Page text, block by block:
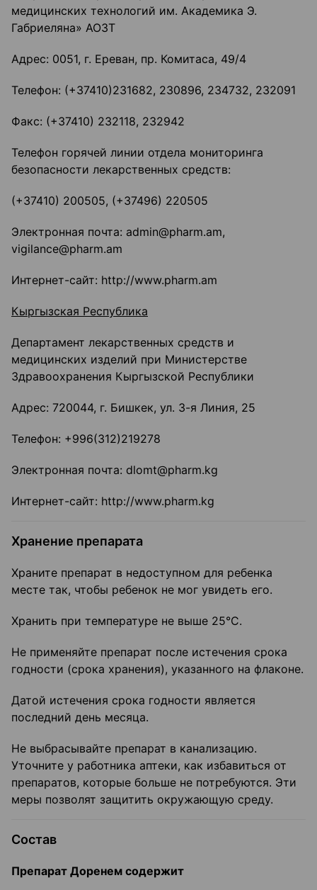
медицинских технологий им. Академика Э.
Габриеляна» АОЗТ
Адрес: 0051, г. Ереван, пр. Комитаса, 49/4
Телефон: (+37410)231682, 230896, 234732, 232091
Факс: (+37410) 232118, 232942
Телефон горячей линии отдела мониторинга
безопасности лекарственных средств:
(+37410) 200505, (+37496) 220505
Электронная почта: admin@pharm.am,
vigilance@pharm.am
Интернет-сайт: http://www.pharm.am
Кыргызская Республика
Департамент лекарственных средств и
медицинских изделий при Министерстве
Здравоохранения Кыргызской Республики
Адрес: 720044, г. Бишкек, ул. 3-я Линия, 25
Телефон: +996(312)219278
Электронная почта: dlomt@pharm.kg
Интернет-сайт: http://www.pharm.kg
Хранение препарата
Храните препарат в недоступном для ребенка
месте так, чтобы ребенок не мог увидеть его.
Хранить при температуре не выше 25°С.
Не применяйте препарат после истечения срока
годности (срока хранения), указанного на флаконе.
Датой истечения срока годности является
последний день месяца.
Не выбрасывайте препарат в канализацию.
Уточните у работника аптеки, как избавиться от
препаратов, которые больше не потребуются. Эти
меры позволят защитить окружающую среду.
Состав
Препарат Доренем содержит